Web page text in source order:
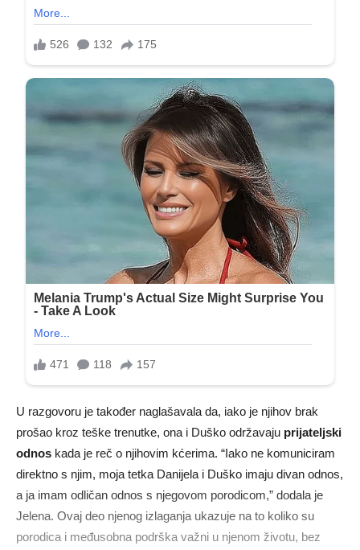
U razgovoru je također naglašavala da, iako je njihov brak
prošao kroz teške trenutke, ona i Duško održavaju prijateljski
odnos kada je reč o njihovim kćerima. “Iako ne komuniciram
direktno s njim, moja tetka Danijela i Duško imaju divan odnos,
a ja imam odličan odnos s njegovom porodicom,” dodala je
Jelena. Ovaj deo njenog izlaganja ukazuje na to koliko su
porodica i međusobna podrška važni u njenom životu, bez